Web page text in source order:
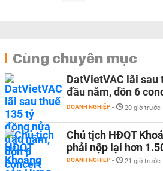
Cùng chuyên mục
DatVietVAC lãi sau
đầu năm, dồn 6
DOANH NGHIỆP - 20 giờ trước
Chủ tịch HĐQT
phải nộp lại hơn
DOANH NGHIỆP - 21 giờ trước